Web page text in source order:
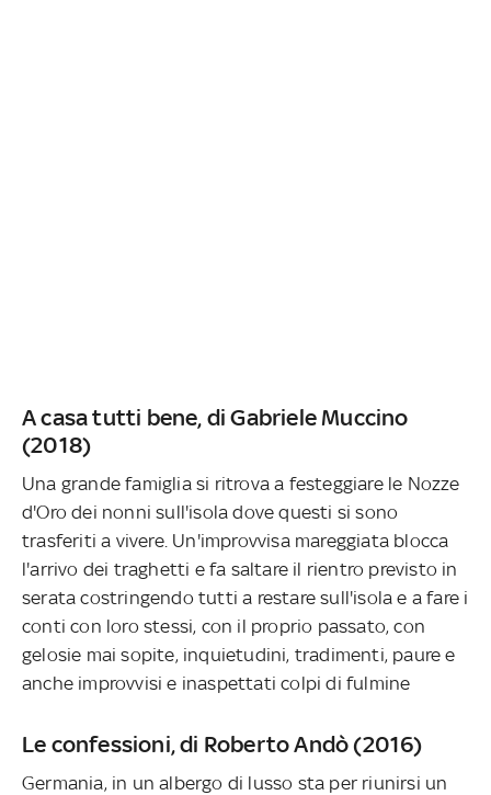
A casa tutti bene, di Gabriele Muccino
(2018)
Una grande famiglia si ritrova a festeggiare le Nozze
d'Oro dei nonni sull'isola dove questi si sono
trasferiti a vivere. Un'improvvisa mareggiata blocca
l'arrivo dei traghetti e fa saltare il rientro previsto in
serata costringendo tutti a restare sull'isola e a fare i
conti con loro stessi, con il proprio passato, con
gelosie mai sopite, inquietudini, tradimenti, paure e
anche improvvisi e inaspettati colpi di fulmine
Le confessioni, di Roberto Andò (2016)
Germania, in un albergo di lusso sta per riunirsi un